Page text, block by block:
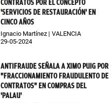
CONTRATOS POR EL CONCEPTO
'SERVICIOS DE RESTAURACIÓN' EN
CINCO AÑOS
Ignacio Martínez
VALENCIA
29-05-2024
ANTIFRAUDE SEÑALA A XIMO PUIG POR
"FRACCIONAMIENTO FRAUDULENTO DE
CONTRATOS" EN COMPRAS DEL
'PALAU'